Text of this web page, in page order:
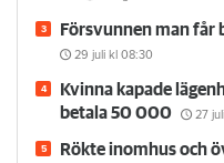
Försvunnen man får
29 juli kl 08:30
Kvinna kapade
betala 50 000
27 juli
Rökte inomhus och